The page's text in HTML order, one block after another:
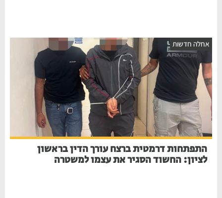
אחלה חדשות
התפתחות דרמטית ברצח עורך הדין בראשון
לציון: החשוד הסגיר את עצמו למשטרה